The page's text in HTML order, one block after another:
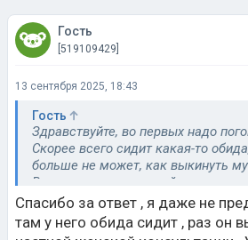
Гость
[519109429]
13 сентября 2025, 18:43
Гость
Здравствуйте, во первых надо
Скорее всего сидит какая-то
больше не может, как выкинуть
Вам надо у него спокойно не
душам, выяснить от чего он так
сидит обида, и желательно эту
чаем угостить и помириться. Этот
Спасибо за ответ , я даже не
там у него обида сидит , раз он